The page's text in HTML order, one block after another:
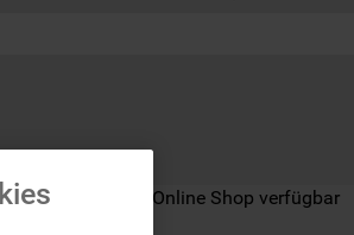
im Bauknecht Online Shop verfügbar